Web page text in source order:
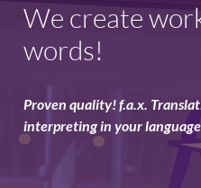
We create
words!
Proven quality! f.a.x.
interpreting in your